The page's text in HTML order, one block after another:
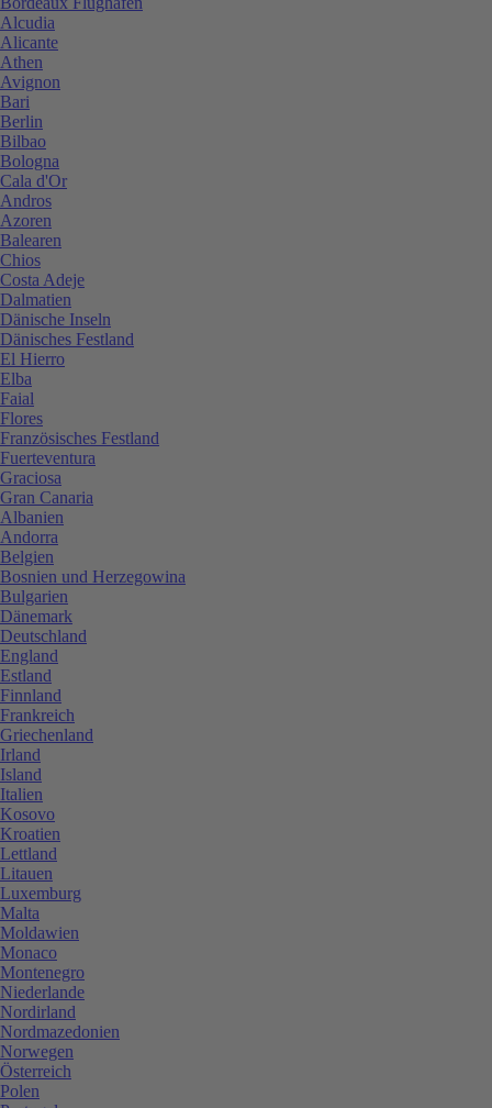
Alcudia
Alicante
Athen
Avignon
Bari
Berlin
Bilbao
Bologna
Cala d'Or
Andros
Azoren
Balearen
Chios
Costa Adeje
Dalmatien
Dänische Inseln
Dänisches Festland
El Hierro
Elba
Faial
Flores
Französisches Festland
Fuerteventura
Graciosa
Gran Canaria
Albanien
Andorra
Belgien
Bosnien und Herzegowina
Bulgarien
Dänemark
Deutschland
England
Estland
Finnland
Frankreich
Griechenland
Irland
Island
Italien
Kosovo
Kroatien
Lettland
Litauen
Luxemburg
Malta
Moldawien
Monaco
Montenegro
Niederlande
Nordirland
Nordmazedonien
Norwegen
Österreich
Polen